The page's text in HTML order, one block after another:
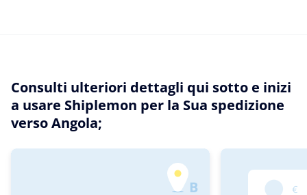
Consulti ulteriori dettagli qui sotto e inizi
a usare Shiplemon per la Sua spedizione
verso Angola;